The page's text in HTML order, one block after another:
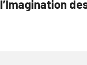
l’Imagination